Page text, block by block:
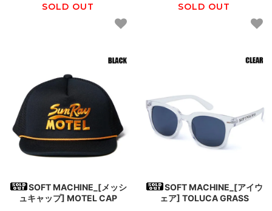
SOLD OUT SOLD OUT
SOFT MACHINE_[メッシ
ュキャップ] MOTEL CAP
SOFT MACHINE_[アイウ
ェア] TOLUCA GRASS